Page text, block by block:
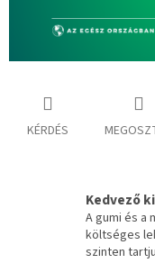
KÉRDÉS
Kedvező
A gumi és a
költséges
szinten